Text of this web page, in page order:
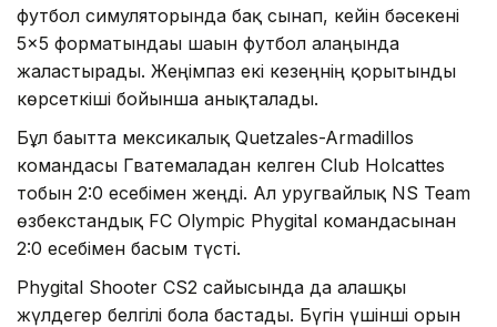
футбол симуляторында бақ сынап, кейін бәсекені
5×5 форматындағы шағын футбол алаңында
жалғастырады. Жеңімпаз екі кезеңнің қорытынды
көрсеткіші бойынша анықталады.
Бұл бағытта мексикалық Quetzales-Armadillos
командасы Гватемаладан келген Club Holcattes
тобын 2:0 есебімен жеңді. Ал уругвайлық NS Team
өзбекстандық FC Olympic Phygital командасынан
2:0 есебімен басым түсті.
Phygital Shooter CS2 сайысында да алғашқы
жүлдегер белгілі бола бастады. Бүгін үшінші орын